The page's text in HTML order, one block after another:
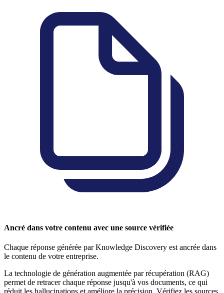
Ancré dans votre contenu avec une source vérifiée
Chaque réponse générée par Knowledge Discovery est ancrée dans
le contenu de votre entreprise.
La technologie de génération augmentée par récupération (RAG)
permet de retracer chaque réponse jusqu'à vos documents, ce qui
réduit les hallucinations et améliore la précision. Vérifiez les sources